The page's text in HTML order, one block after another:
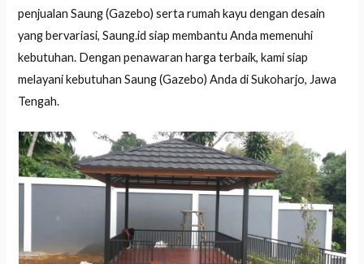
penjualan Saung (Gazebo) serta rumah kayu dengan desain
yang bervariasi, Saung.id siap membantu Anda memenuhi
kebutuhan. Dengan penawaran harga terbaik, kami siap
melayani kebutuhan Saung (Gazebo) Anda di Sukoharjo, Jawa
Tengah.